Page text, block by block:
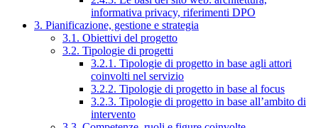
informativa privacy, riferimenti DPO
3. Pianificazione, gestione e strategia
3.1. Obiettivi del progetto
3.2. Tipologie di progetti
3.2.1. Tipologie di progetto in base agli attori
coinvolti nel servizio
3.2.2. Tipologie di progetto in base al focus
3.2.3. Tipologie di progetto in base all’ambito di
intervento